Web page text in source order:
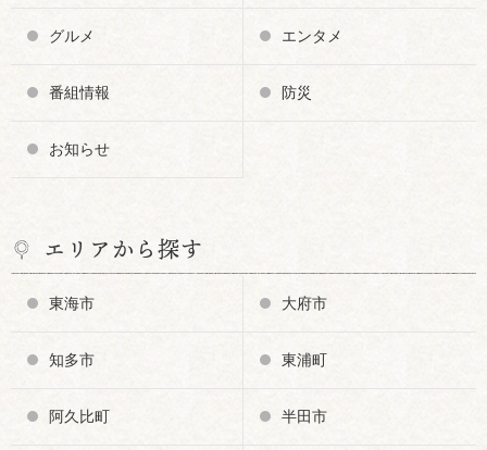
グルメ エンタメ
番組情報 防災
お知らせ
エリアから探す
東海市 大府市
知多市 東浦町
阿久比町 半田市